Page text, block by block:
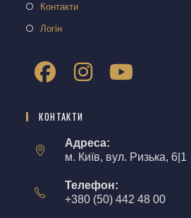
Контакти
Логін
КОНТАКТИ
Адреса:
м. Київ, вул. Ризька, 6|1
Телефон:
+380 (50) 442 48 00